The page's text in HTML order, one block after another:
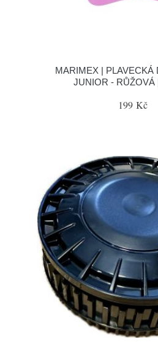
MARIMEX | PLAVECKÁ
JUNIOR - RŮŽOVÁ
199 Kč